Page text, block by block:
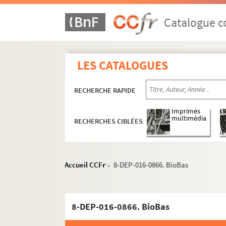
Catalogue
LES CATALOGUES
RECHERCHE RAPIDE
RECHERCHES CIBLÉES
Imprimés
multimédia
Accueil CCFr > 8-DEP-016-0866. BioBas
8-DEP-016-0866. BioBas
Mercerie